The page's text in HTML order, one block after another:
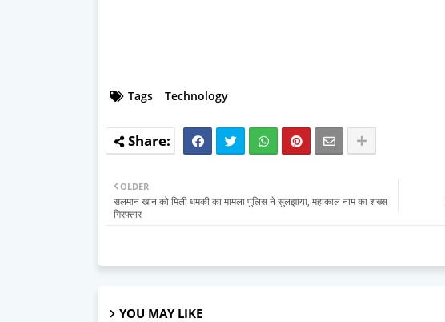
Tags Technology
OLDER
सलमान खान को मिली धमकी का मामला पुलिस ने सुलझाया, महाकाल नाम का शख्स
गिरफ्तार
YOU MAY LIKE